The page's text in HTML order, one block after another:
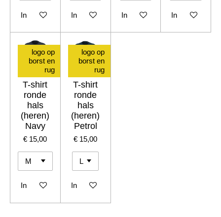
In winkelwagen In winkelwagen In winkelwagen In winkelwagen
logo op
borst en
rug
T-shirt
ronde
hals
(heren)
Navy
€ 15,00
In winkelwagen
logo op
borst en
rug
T-shirt
ronde
hals
(heren)
Petrol
€ 15,00
In winkelwagen